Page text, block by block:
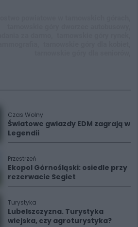
Czas Wolny
Światowe gwiazdy EDM zagrają w
Legendii
Przestrzeń
Ekopol Górnośląski: osiedle przy
rezerwacie Segiet
Turystyka
Lubelszczyzna. Turystyka
wiejska, czy agroturystyka?